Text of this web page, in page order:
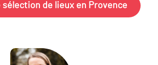
sélection de lieux en Provence